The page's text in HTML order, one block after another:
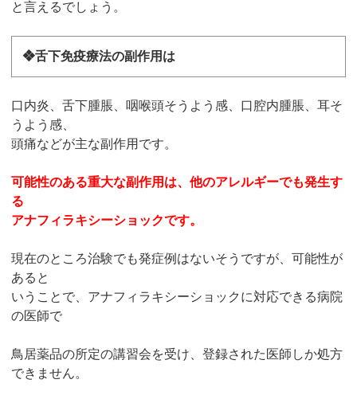
と言えるでしょう。
❖舌下免疫療法の副作用は
口内炎、舌下腫脹、咽喉頭そうよう感、口腔内腫脹、耳そ
うよう感、
頭痛などが主な副作用です。
可能性のある重大な副作用は、他のアレルギーでも発生す
る
アナフィラキシーショックです。
現在のところ治験でも発症例はないそうですが、可能性が
あると
いうことで、アナフィラキシーショックに対応できる病院
の医師で
鳥居薬品の所定の講習会を受け、登録された医師しか処方
できません。